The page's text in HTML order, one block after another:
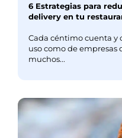
6 Estrategias para
delivery en tu
Cada céntimo cuenta y
uso como de
muchos...